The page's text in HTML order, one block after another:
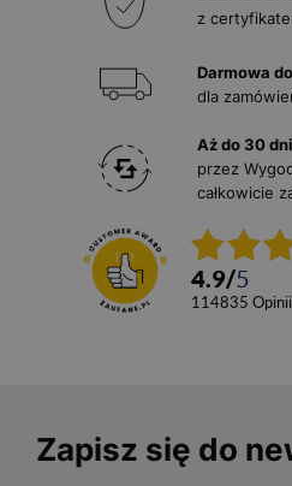
z
Darmowa
dla
Aż do 30
przez
całkowicie
4.9/5
114835 opinii
Zapisz się do